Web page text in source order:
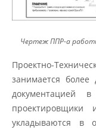
Чертеж ППР-а
Проектно-
занимается
документацией
укладываются в